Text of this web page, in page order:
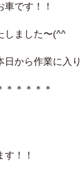
です！！
ました〜(^^ゞ
から作業に入り
＊＊＊＊
！！